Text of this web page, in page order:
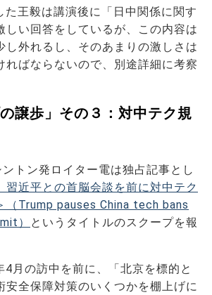
た王毅は講演後に「日中関係に関す
しい回答をしているが、この内容は
し外れるし、そのあまりの激しさは
ればならないので、別途詳細に考察
譲歩」その３：対中テク規
トン発ロイター電は独占記事とし
習近平との首脳会談を前に対中テク
（Trump pauses China tech bans
）
というタイトルのスクープを報
4月の訪中を前に、「北京を標的と
安全保障対策のいくつかを棚上げに